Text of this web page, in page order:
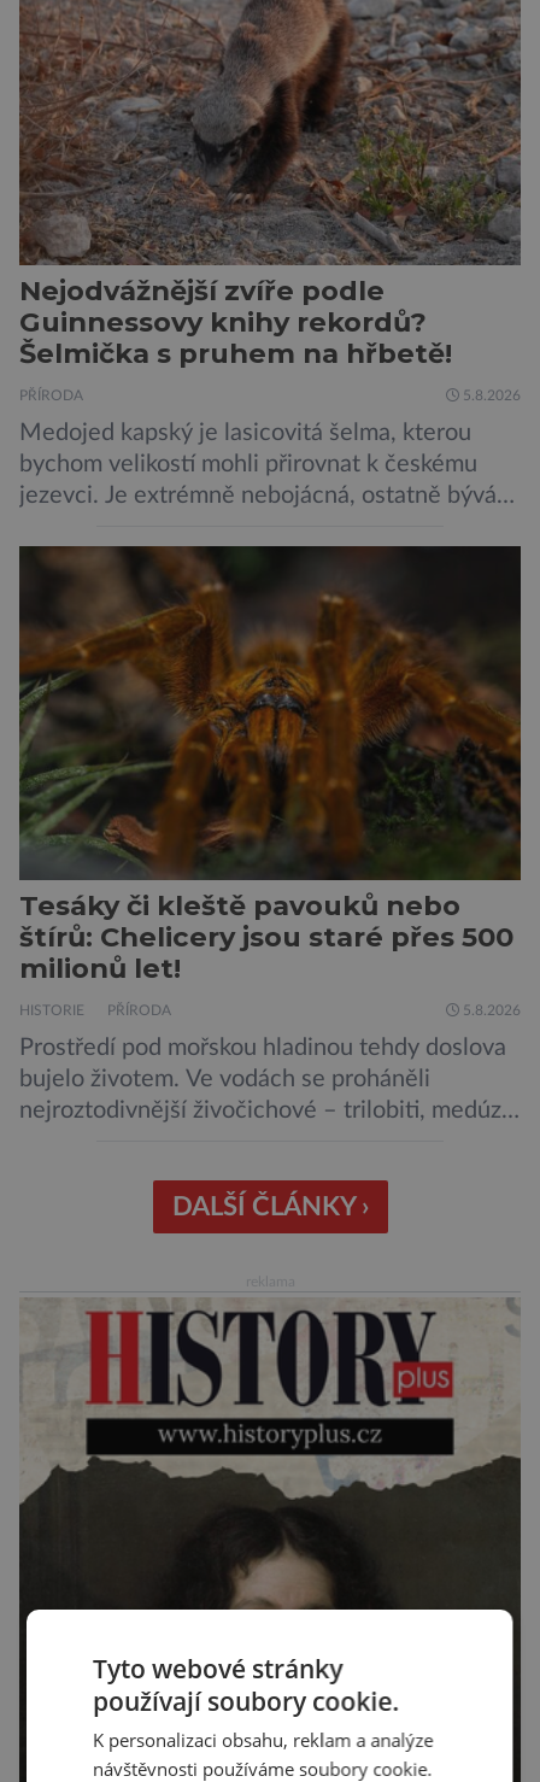
zajímavější. Rostliny totiž dokážou své okolí
vnímat prostřednictvím mechanických podnětů
a samy také vydávají zvuky […]
Nejodvážnější zvíře podle
Guinnessovy knihy rekordů?
Šelmička s pruhem na hřbetě!
PŘÍRODA 5.8.2026
Medojed kapský je lasicovitá šelma, kterou
bychom velikostí mohli přirovnat k českému
jezevci. Je extrémně nebojácná, ostatně bývá
této souvislosti je dokonce zapsána do
Guinnessovy knihy rekordů. Navzdory svému
názvu nežije pouze v jižní Africe, ale domovem
je mu valná část černého kontinentu a
vyskytuje se rovněž v oblastech […]
Tesáky či kleště pavouků nebo
štírů: Chelicery jsou staré přes 500
milionů let!
HISTORIE PŘÍRODA 5.8.2026
Prostředí pod mořskou hladinou tehdy doslova
bujelo životem. Ve vodách se proháněli
nejroztodivnější živočichové – trilobiti, medúzy
zárodky zbraní typických pro dnešní pavouky.
Pavouci, štíři či klíšťata jsou členovci patřící do
chelicerami, které u nich představují právě […]
DALŠÍ ČLÁNKY ›
Tyto webové stránky
používají soubory cookie.
K personalizaci obsahu, reklam a analýze
návštěvnosti používáme soubory cookie.